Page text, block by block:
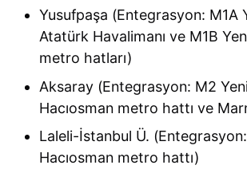
Yusufpaşa (Entegrasyon: M1A
Atatürk Havalimanı ve M1B
metro hatları)
Aksaray (Entegrasyon: M2
Hacıosman metro hattı ve
Laleli-İstanbul Ü.
Hacıosman metro hattı)